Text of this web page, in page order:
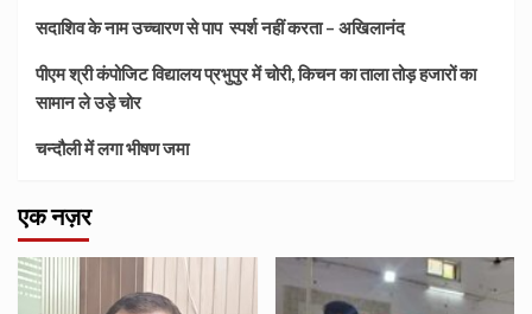
सदाशिव के नाम उच्चारण से पाप स्पर्श नहीं करता – अखिलानंद
पीएम श्री कंपोजिट विद्यालय प्रभुपुर में चोरी, किचन का ताला तोड़ हजारों का
सामान ले उड़े चोर
चन्दौली में लगा भीषण जमा
एक नज़र